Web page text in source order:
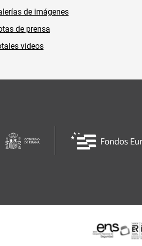
de imágenes
de prensa
vídeos